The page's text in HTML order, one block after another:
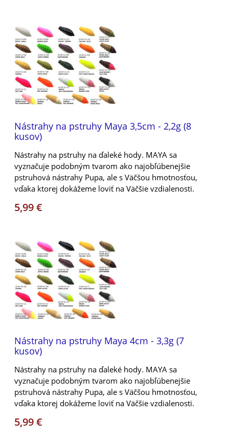
Nástrahy na pstruhy Maya 3,5cm - 2,2g (8
kusov)
Nástrahy na pstruhy na ďaleké hody. MAYA sa
vyznačuje podobným tvarom ako najobľúbenejšie
pstruhová nástrahy Pupa, ale s Väčšou hmotnosťou,
vďaka ktorej dokážeme loviť na Väčšie vzdialenosti.
5,99 €
Nástrahy na pstruhy Maya 4cm - 3,3g (7
kusov)
Nástrahy na pstruhy na ďaleké hody. MAYA sa
vyznačuje podobným tvarom ako najobľúbenejšie
pstruhová nástrahy Pupa, ale s Väčšou hmotnosťou,
vďaka ktorej dokážeme loviť na Väčšie vzdialenosti.
5,99 €